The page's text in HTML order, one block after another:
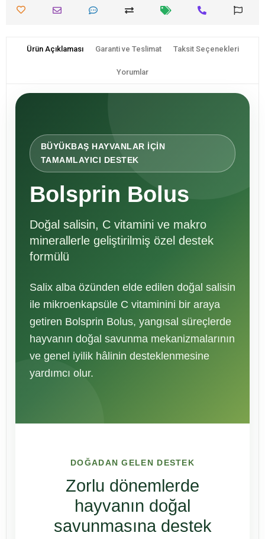
Ürün Açıklaması Garanti ve Teslimat Taksit Seçenekleri
Yorumlar
BÜYÜKBAŞ HAYVANLAR İÇİN
TAMAMLAYICI DESTEK
Bolsprin Bolus
Doğal salisin, C vitamini ve makro
minerallerle geliştirilmiş özel destek
formülü
Salix alba özünden elde edilen doğal salisin
ile mikroenkapsüle C vitaminini bir araya
getiren Bolsprin Bolus, yangısal süreçlerde
hayvanın doğal savunma mekanizmalarının
ve genel iyilik hâlinin desteklenmesine
yardımcı olur.
DOĞADAN GELEN DESTEK
Zorlu dönemlerde
hayvanın doğal
savunmasına destek